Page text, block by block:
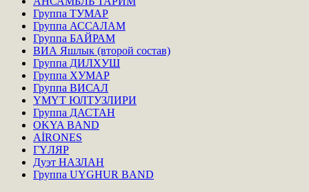
Группа ТУМАР
Группа АССАЛАМ
Группа БАЙРАМ
ВИА Яшлык (второй состав)
Группа ДИЛХУШ
Группа ХУМАР
Группа ВИСАЛ
ҮМҮТ ЮЛТУЗЛИРИ
Группа ДАСТАН
OKYA BAND
AİRONES
ГҮЛЯР
Дуэт НАЗЛАН
Группа UYGHUR BAND